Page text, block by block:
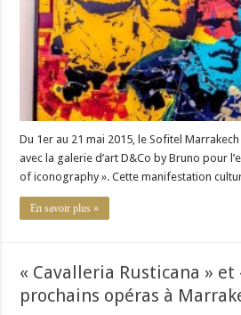
Du 1er au 21 mai 2015, le Sofitel Marrakech
avec la galerie d’art D&Co by Bruno pour
of iconography ». Cette manifestation
En savoir plus »
« Cavalleria Rusticana » et
prochains opéras à